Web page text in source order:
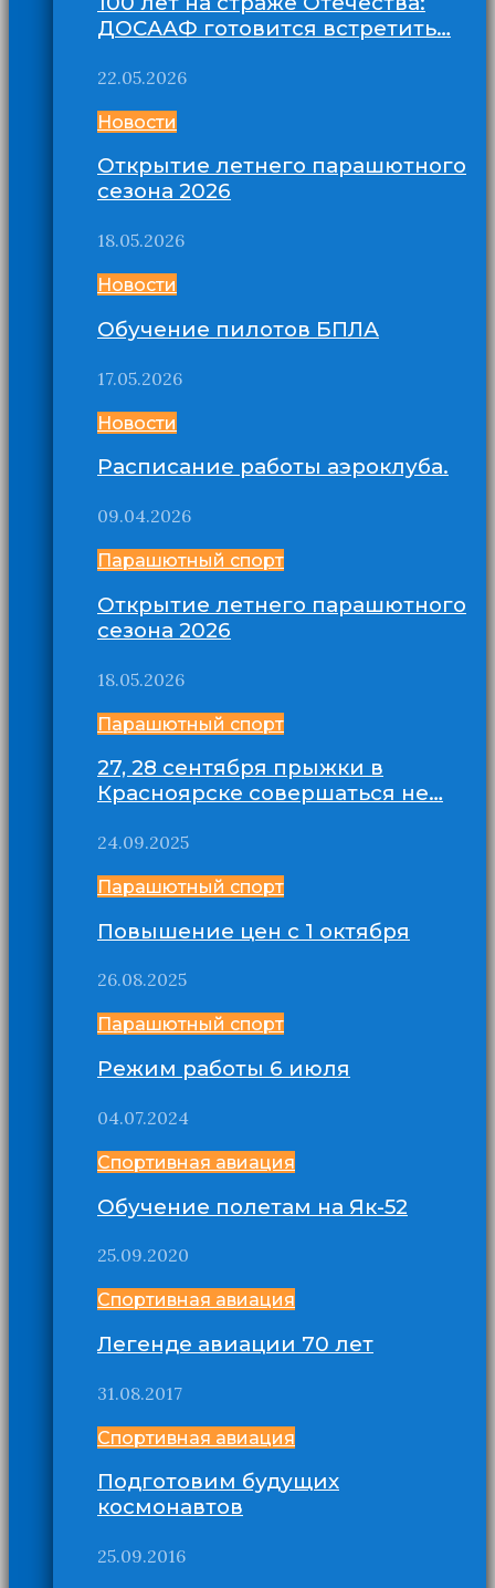
ДОСААФ готовится встретить…
22.05.2026
Новости
Открытие летнего парашютного
сезона 2026
18.05.2026
Новости
Обучение пилотов БПЛА
17.05.2026
Новости
Расписание работы аэроклуба.
09.04.2026
Парашютный спорт
Открытие летнего парашютного
сезона 2026
18.05.2026
Парашютный спорт
27, 28 сентября прыжки в
Красноярске совершаться не…
24.09.2025
Парашютный спорт
Повышение цен с 1 октября
26.08.2025
Парашютный спорт
Режим работы 6 июля
04.07.2024
Спортивная авиация
Обучение полетам на Як-52
25.09.2020
Спортивная авиация
Легенде авиации 70 лет
31.08.2017
Спортивная авиация
Подготовим будущих
космонавтов
25.09.2016